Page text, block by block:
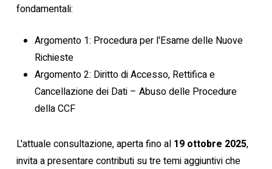
fondamentali:
Argomento 1: Procedura per l'Esame delle Nuove
Richieste
Argomento 2: Diritto di Accesso, Rettifica e
Cancellazione dei Dati – Abuso delle Procedure
della CCF
L'attuale consultazione, aperta fino al 19 ottobre 2025,
invita a presentare contributi su tre temi aggiuntivi che